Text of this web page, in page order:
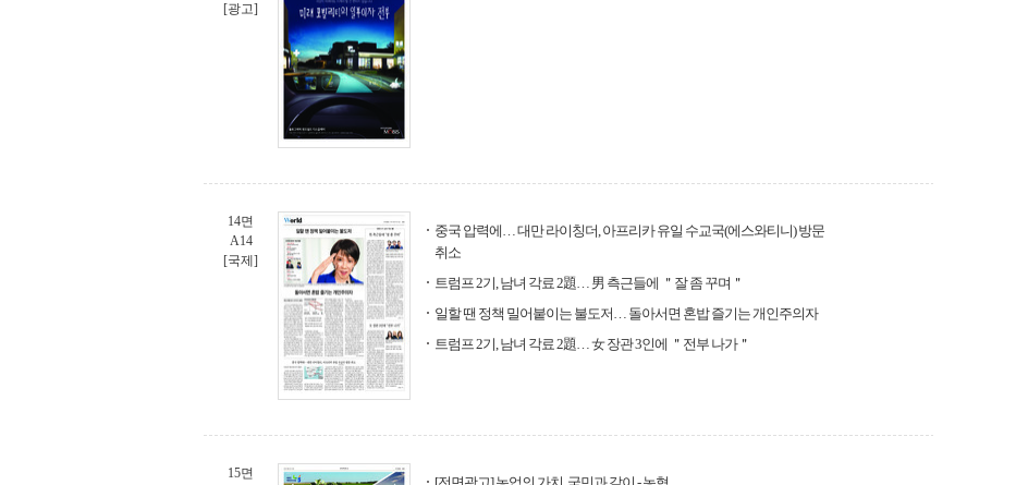
[광고]
14면
A14
[국제]
중국 압력에… 대만 라이칭더, 아프리카 유일 수교국(에스와티니) 방문
취소
트럼프 2기, 남녀 각료 2題… 男 측근들에 ＂잘 좀 꾸며＂
일할 땐 정책 밀어붙이는 불도저… 돌아서면 혼밥 즐기는 개인주의자
트럼프 2기, 남녀 각료 2題… 女 장관 3인에 ＂전부 나가＂
15면